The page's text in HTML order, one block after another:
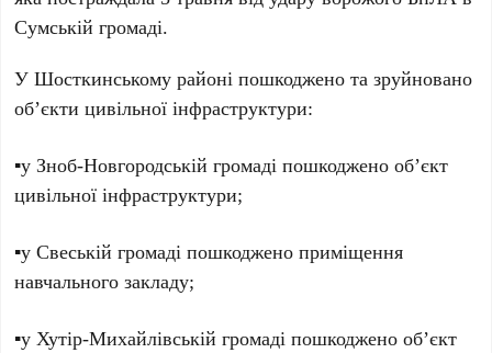
Сумській громаді.
У Шосткинському районі пошкоджено та зруйновано
об’єкти цивільної інфраструктури:
▪️у Зноб-Новгородській громаді пошкоджено об’єкт
цивільної інфраструктури;
▪️у Свеській громаді пошкоджено приміщення
навчального закладу;
▪️у Хутір-Михайлівській громаді пошкоджено об’єкт